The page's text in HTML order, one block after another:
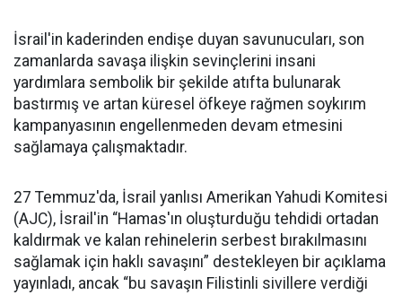
İsrail'in kaderinden endişe duyan savunucuları, son
zamanlarda savaşa ilişkin sevinçlerini insani
yardımlara sembolik bir şekilde atıfta bulunarak
bastırmış ve artan küresel öfkeye rağmen soykırım
kampanyasının engellenmeden devam etmesini
sağlamaya çalışmaktadır.
27 Temmuz'da, İsrail yanlısı Amerikan Yahudi Komitesi
(AJC), İsrail'in “Hamas'ın oluşturduğu tehdidi ortadan
kaldırmak ve kalan rehinelerin serbest bırakılmasını
sağlamak için haklı savaşını” destekleyen bir açıklama
yayınladı, ancak “bu savaşın Filistinli sivillere verdiği